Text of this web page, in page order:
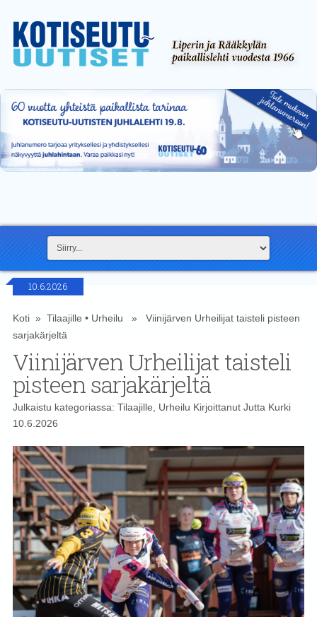
10.6.2026
Koti» Tilaajille • Urheilu » Viinijärven Urheilijat taisteli pisteen
sarjakärjeltä
Viinijärven Urheilijat taisteli
pisteen sarjakärjeltä
Julkaistu kategoriassa: Tilaajille, Urheilu Kirjoittanut Jutta Kurki
10.6.2026